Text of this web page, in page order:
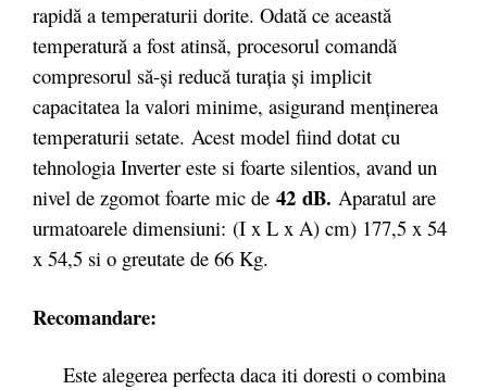
rapidă a temperaturii dorite. Odată ce această
temperatură a fost atinsă, procesorul comandă
compresorul să-și reducă turația și implicit
capacitatea la valori minime, asigurand menținerea
temperaturii setate. Acest model fiind dotat cu
tehnologia Inverter este si foarte silentios, avand un
nivel de zgomot foarte mic de 42 dB. Aparatul are
urmatoarele dimensiuni: (I x L x A) cm) 177,5 x 54
x 54,5 si o greutate de 66 Kg.
Recomandare:
Este alegerea perfecta daca iti doresti o combina